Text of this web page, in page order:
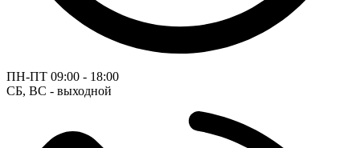
ПН-ПТ 09:00 - 18:00
СБ, ВС - выходной